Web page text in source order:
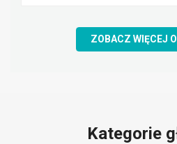
ZOBACZ WIĘCEJ
Kategorie